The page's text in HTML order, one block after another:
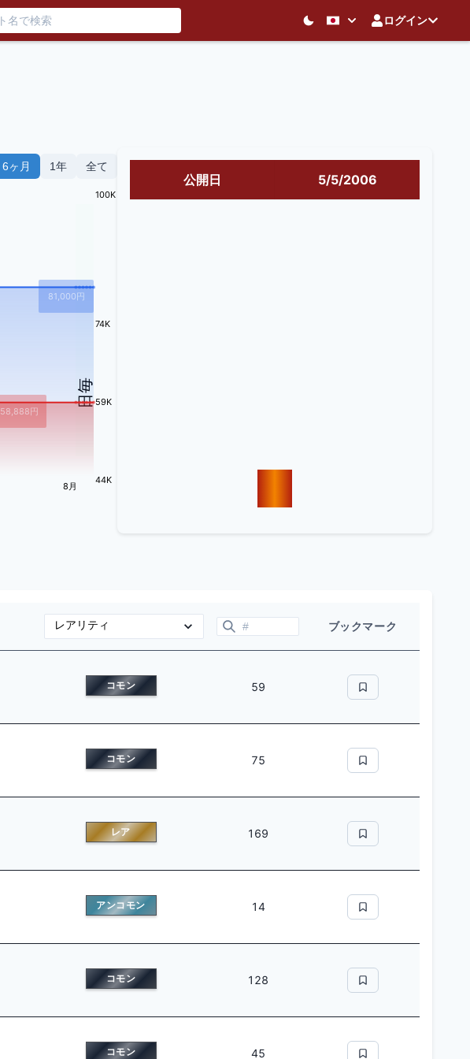
ログイン
6ヶ月 1年 全て
日毎
44K
59K
74K
100K
8月
81,000円
58,888円
公開日 5/5/2006
ブックマーク
コモン 59
コモン 75
レア 169
アンコモン 14
コモン 128
コモン 45